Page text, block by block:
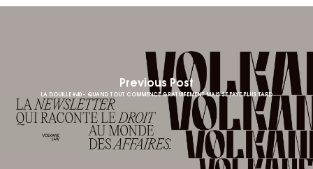
Previous Post
LA DOUILLE #40 – QUAND TOUT COMMENCE GRATUITEMENT MAIS SE PAYE PLUS TARD